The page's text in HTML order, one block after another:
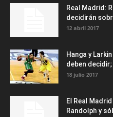
Real Madrid:
decidirán
12 abril 2017
Hanga y
deben
18 julio 2017
El Real
Randolph y